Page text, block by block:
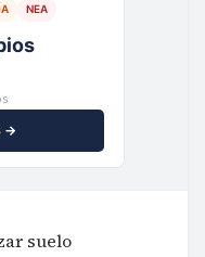
NEA
→
suelo